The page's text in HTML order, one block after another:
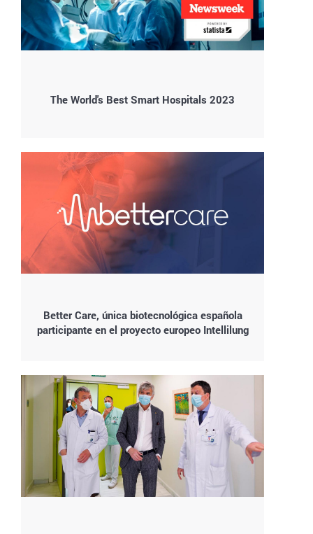
The World's Best Smart Hospitals 2023
Better Care, única biotecnológica española
participante en el proyecto europeo Intellilung